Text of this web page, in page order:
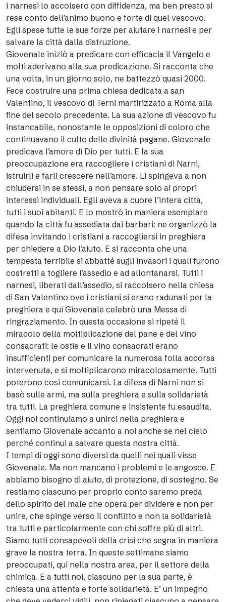
i narnesi lo accolsero con diffidenza, ma ben presto si
rese conto dell’animo buono e forte di quel vescovo.
Egli spese tutte le sue forze per aiutare i narnesi e per
salvare la città dalla distruzione.
Giovenale iniziò a predicare con efficacia il Vangelo e
molti aderivano alla sua predicazione. Si racconta che
una volta, in un giorno solo, ne battezzò quasi 2000.
Fece costruire una prima chiesa dedicata a san
Valentino, il vescovo di Terni martirizzato a Roma alla
fine del secolo precedente. La sua azione di vescovo fu
instancabile, nonostante le opposizioni di coloro che
continuavano il culto delle divinità pagane. Giovenale
predicava l’amore di Dio per tutti. E la sua
preoccupazione era raccogliere i cristiani di Narni,
istruirli e farli crescere nell’amore. Li spingeva a non
chiudersi in se stessi, a non pensare solo ai propri
interessi individuali. Egli aveva a cuore l’intera città,
tutti i suoi abitanti. E lo mostrò in maniera esemplare
quando la città fu assediata dai barbari: ne organizzò la
difesa invitando i cristiani a raccogliersi in preghiera
per chiedere a Dio l’aiuto. E si racconta che una
tempesta terribile si abbatté sugli invasori i quali furono
costretti a togliere l’assedio e ad allontanarsi. Tutti i
narnesi, liberati dall’assedio, si raccolsero nella chiesa
di San Valentino ove i cristiani si erano radunati per la
preghiera e qui Giovenale celebrò una Messa di
ringraziamento. In questa occasione si ripeté il
miracolo della moltiplicazione del pane e del vino
consacrati: le ostie e il vino consacrati erano
insufficienti per comunicare la numerosa folla accorsa
intervenuta, e si moltiplicarono miracolosamente. Tutti
poterono così comunicarsi. La difesa di Narni non si
basò sulle armi, ma sulla preghiera e sulla solidarietà
tra tutti. La preghiera comune e insistente fu esaudita.
Oggi noi continuiamo a unirci nella preghiera e
sentiamo Giovenale accanto a noi anche se nel cielo
perché continui a salvare questa nostra città.
I tempi di oggi sono diversi da quelli nei quali visse
Giovenale. Ma non mancano i problemi e le angosce. E
abbiamo bisogno di aiuto, di protezione, di sostegno. Se
restiamo ciascuno per proprio conto saremo preda
dello spirito del male che opera per dividere e non per
unire, che spinge verso il conflitto e non la solidarietà
tra tutti e particolarmente con chi soffre più di altri.
Siamo tutti consapevoli della crisi che segna in maniera
grave la nostra terra. In queste settimane siamo
preoccupati, qui nella nostra area, per il settore della
chimica. E a tutti noi, ciascuno per la sua parte, è
chiesta una attenta e forte solidarietà. E’ un impegno